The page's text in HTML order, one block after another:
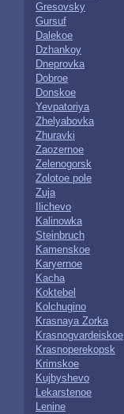
Gresovsky
Gursuf
Dalekoe
Dzhankoy
Dneprovka
Dobroe
Donskoe
Yevpatoriya
Zhelyabovka
Zhuravki
Zaozernoe
Zelenogorsk
Zolotoe pole
Zuja
Ilichevo
Kalinowka
Steinbruch
Kamenskoe
Karyernoe
Kacha
Koktebel
Kolchugino
Krasnaya Zorka
Krasnogvardeiskoe
Krasnoperekopsk
Krimskoe
Kujbyshevo
Lekarstenoe
Lenine